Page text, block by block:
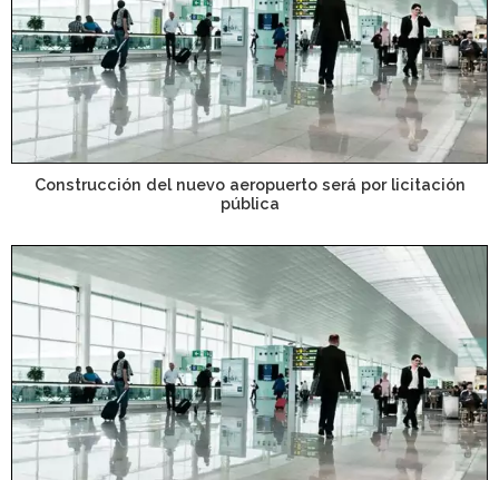
Construcción del nuevo aeropuerto será por licitación
pública